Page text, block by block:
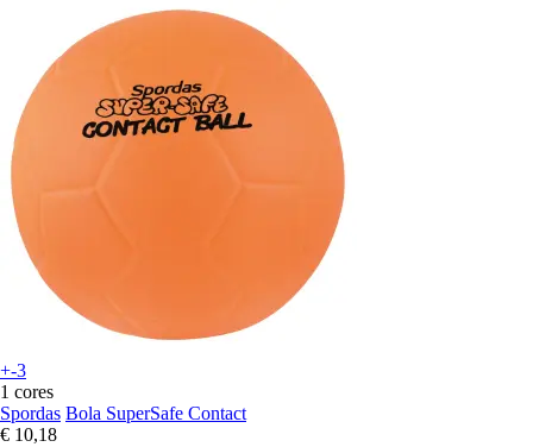
+-3
1 cores
Spordas Bola SuperSafe Contact
€ 10,18